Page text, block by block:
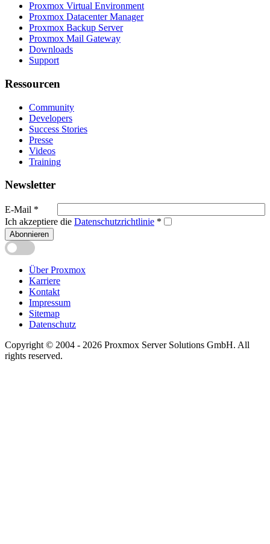
Proxmox Virtual Environment
Proxmox Datacenter Manager
Proxmox Backup Server
Proxmox Mail Gateway
Downloads
Support
Ressourcen
Community
Developers
Success Stories
Presse
Videos
Training
Newsletter
E-Mail *
Ich akzeptiere die Datenschutzrichtlinie *
Abonnieren
Über Proxmox
Karriere
Kontakt
Impressum
Sitemap
Datenschutz
Copyright © 2004 - 2026 Proxmox Server Solutions GmbH. All
rights reserved.